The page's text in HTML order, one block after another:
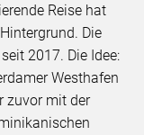
Reise hat
Die
2017. Die Idee:
Westhafen
zuvor mit der